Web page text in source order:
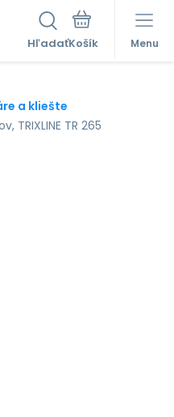
Hľadať Menu
a kliešte
TRIXLINE TR 265